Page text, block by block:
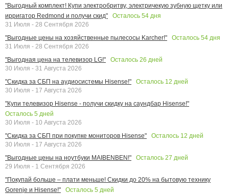
"Выгодный комплект! Купи электробритву, электричекую зубную щетку или
ирригатор Redmond и получи скид"
Осталось 54 дня
31 Июля - 28 Сентября 2026
"Выгодные цены на хозяйственные пылесосы Karcher!"
Осталось 54 дня
31 Июля - 28 Сентября 2026
"Выгодная цена на телевизор LG!"
Осталось 26 дней
30 Июля - 31 Августа 2026
"Скидка за СБП на аудиосистемы Hisense!"
Осталось 12 дней
30 Июля - 17 Августа 2026
"Купи телевизор Hisense - получи скидку на саундбар Hisense!"
Осталось 5 дней
30 Июля - 10 Августа 2026
"Скидка за СБП при покупке мониторов Hisense"
Осталось 12 дней
30 Июля - 17 Августа 2026
"Выгодные цены на ноутбуки MAIBENBEN!"
Осталось 27 дней
29 Июля - 1 Сентября 2026
"Покупай больше – плати меньше! Скидки до 20% на бытовую технику
Gorenje и Hisense!"
Осталось 5 дней